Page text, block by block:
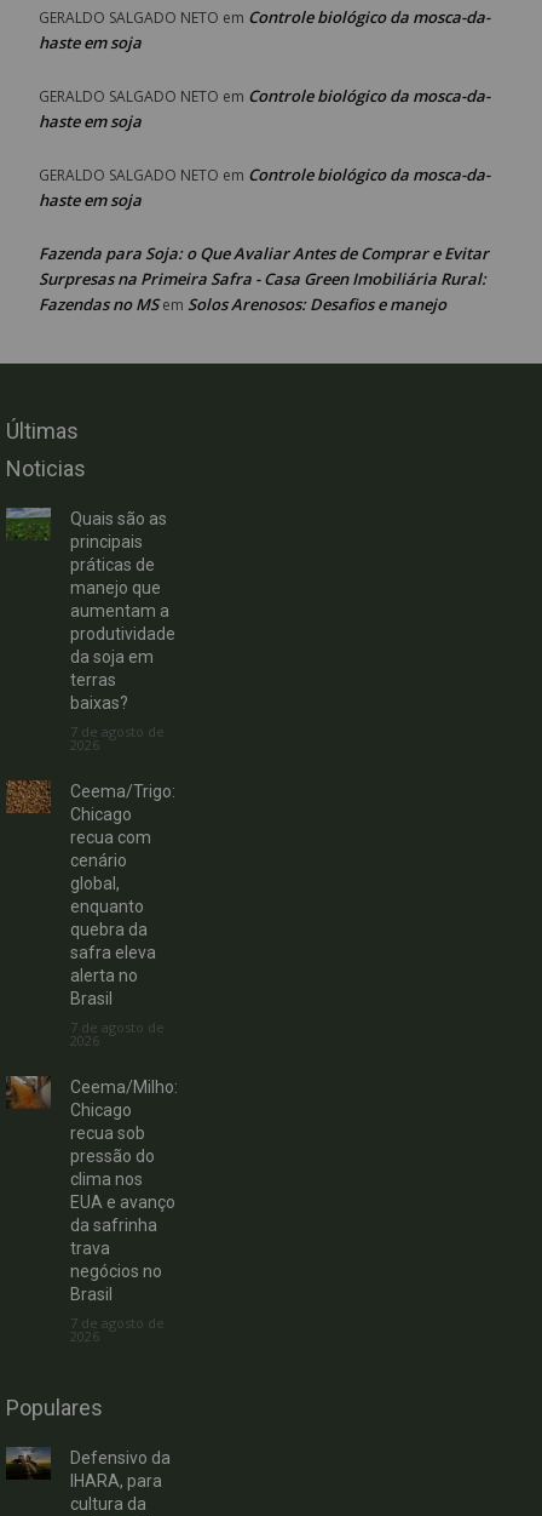
GERALDO SALGADO NETO em Controle biológico da mosca-da-
haste em soja
GERALDO SALGADO NETO em Controle biológico da mosca-da-
haste em soja
GERALDO SALGADO NETO em Controle biológico da mosca-da-
haste em soja
Fazenda para Soja: o Que Avaliar Antes de Comprar e Evitar
Surpresas na Primeira Safra - Casa Green Imobiliária Rural:
Fazendas no MSem Solos Arenosos: Desafios e manejo
Últimas
Noticias
Quais são as
principais
práticas de
manejo que
aumentam a
produtividade
da soja em
terras
baixas?
7 de agosto de
2026
Ceema/Trigo:
Chicago
recua com
cenário
global,
enquanto
quebra da
safra eleva
alerta no
Brasil
7 de agosto de
2026
Ceema/Milho:
Chicago
recua sob
pressão do
clima nos
EUA e avanço
da safrinha
trava
negócios no
Brasil
7 de agosto de
2026
Populares
Defensivo da
IHARA, para
cultura da